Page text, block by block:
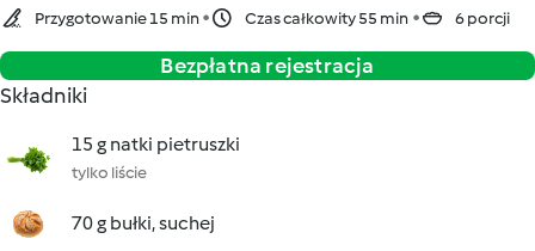
Przygotowanie 15 min Czas całkowity 55 min 6 porcji
Bezpłatna rejestracja
Składniki
15 g natki pietruszki
tylko liście
70 g bułki, suchej